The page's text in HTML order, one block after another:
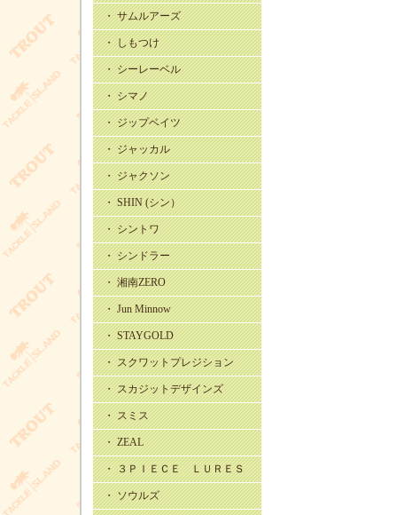
・ サムルアーズ
・ しもつけ
・ シーレーベル
・ シマノ
・ ジップベイツ
・ ジャッカル
・ ジャクソン
・ SHIN (シン）
・ シントワ
・ シンドラー
・ 湘南ZERO
・ Jun Minnow
・ STAYGOLD
・ スクワットプレジション
・ スカジットデザインズ
・ スミス
・ ZEAL
・ ３ＰＩＥＣＥ ＬＵＲＥＳ
・ ソウルズ